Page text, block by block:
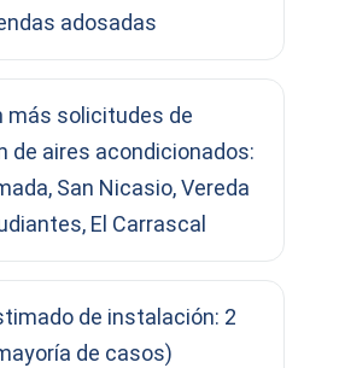
adosadas
más solicitudes de
de aires acondicionados:
San Nicasio, Vereda
El Carrascal
de instalación: 2
de casos)